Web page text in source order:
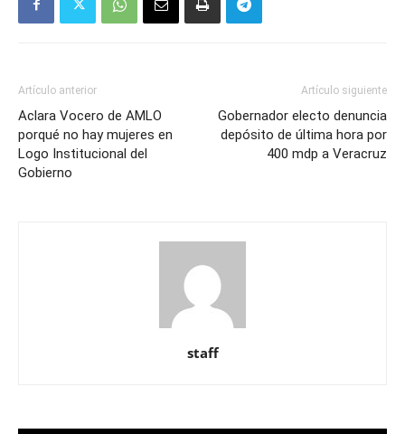
Artículo anterior
Aclara Vocero de AMLO
porqué no hay mujeres en
Logo Institucional del
Gobierno
Artículo siguiente
Gobernador electo denuncia
depósito de última hora por
400 mdp a Veracruz
staff